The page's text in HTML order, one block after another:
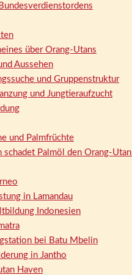
über Orang-Utans
Aussehen
und Gruppenstruktur
und Jungtieraufzucht
und Palmfrüchte
schadet Palmöl den Orang-
in Lamandau
Indonesien
bei Batu Mbelin
in Jantho
Haven